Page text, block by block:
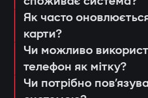
несанкціонованого
сповіщення через
Car;
дистанційний
ведення журналу
Захист від
Використання цифрової
шифруванням AES128,
охорони;
запустити двигун
переглянути
або дії системи;
налаштувати push-
консультація та
Як часто
карти?
Чи можливо
телефон як мітку?
Чи потрібно